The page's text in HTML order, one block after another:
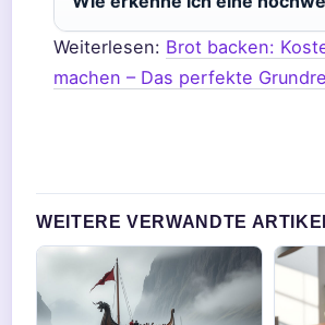
Weiterlesen: Brot backen:
machen – Das perfekte
WEITERE VERWANDTE